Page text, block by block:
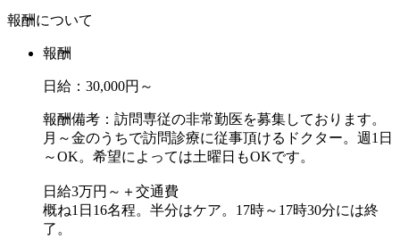
報酬について
報酬
日給：30,000円～
報酬備考：訪問専従の非常勤医を募集しております。
月～金のうちで訪問診療に従事頂けるドクター。週1日
～OK。希望によっては土曜日もOKです。
日給3万円～＋交通費
概ね1日16名程。半分はケア。17時～17時30分には終
了。